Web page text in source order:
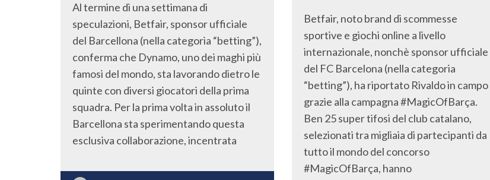
Al termine di una settimana di
speculazioni, Betfair, sponsor ufficiale
del Barcellona (nella categoria “betting”),
conferma che Dynamo, uno dei maghi più
famosi del mondo, sta lavorando dietro le
quinte con diversi giocatori della prima
squadra. Per la prima volta in assoluto il
Barcellona sta sperimentando questa
esclusiva collaborazione, incentrata
Betfair, noto brand di scommesse
sportive e giochi online a livello
internazionale, nonchè sponsor ufficiale
del FC Barcelona (nella categoria
“betting”), ha riportato Rivaldo in campo
grazie alla campagna #MagicOfBarça.
Ben 25 super tifosi del club catalano,
selezionati tra migliaia di partecipanti da
tutto il mondo del concorso
#MagicOfBarça, hanno